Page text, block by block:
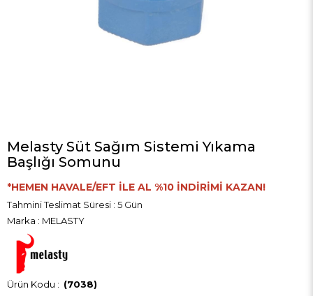
Melasty Süt Sağım Sistemi Yıkama
Başlığı Somunu
*HEMEN HAVALE/EFT İLE AL %10 İNDİRİMİ KAZAN!
Tahmini Teslimat Süresi : 5 Gün
Marka : MELASTY
(7038)